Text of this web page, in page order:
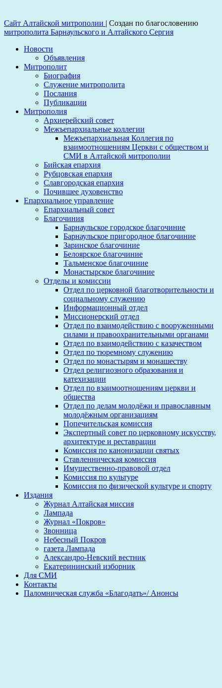
Сайт Алтайской митрополии | Создан по благословению
митрополита Барнаульского и Алтайского Сергия
Новости
Объявления
Митрополит
Биография
Служение митрополита
Послания
Публикации
Митрополия
Архиерейский совет
Межъепархиальные коллегии
Межъепархиальная Коллегия по
взаимоотношениям Церкви с обществом и
СМИ в Алтайской митрополии
Бийская епархия
Рубцовская епархия
Славгородская епархия
Почившее духовенство
Епархиальное управление
Епархиальный совет
Благочиния
Барнаульское городское благочиние
Барнаульское пригородное благочиние
Заринское благочиние
Белоярское благочиние
Тальменское благочиние
Монастырское благочиние
Отделы и комиссии
Отдел по церковной благотворительности и
социальному служению
Информационный отдел
Миссионерский отдел
Отдел по взаимодействию с вооруженными
силами и правоохранительными органами
Отдел по взаимодействию с казачеством
Отдел по тюремному служению
Отдел по монастырям и монашеству
Отдел религиозного образования и
катехизации
Отдел по взаимоотношениям церкви и
общества
Отдел по делам молодёжи и православным
молодёжным организациям
Попечительская комиссия
Экспертный совет по церковному искусству,
архитектуре и реставрации
Комиссия по канонизации святых
Ставленническая комиссия
Имущественно-правовой отдел
Комиссия по культуре
Комиссия по физической культуре и спорту
Издания
Журнал Алтайская миссия
Лампада
Журнал «Покров»
Звонница
Небесный Покров
газета Лампада
Александро-Невский вестник
Екатерининский изборник
Для СМИ
Контакты
Паломническая служба «Благодать»/ Анонсы